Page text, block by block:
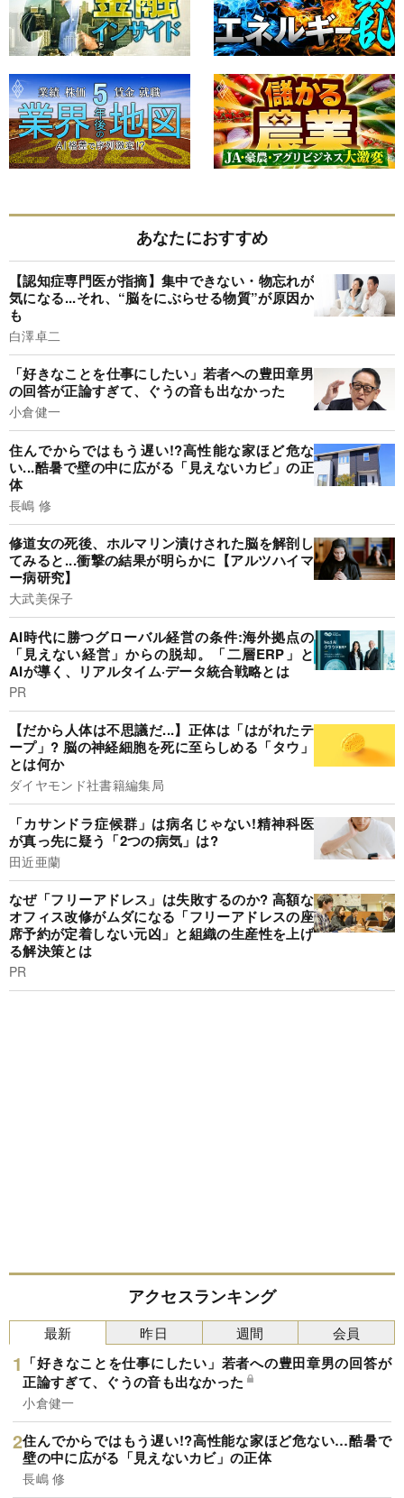
あなたにおすすめ
【認知症専門医が指摘】集中できない・物忘れが
気になる...それ、“脳をにぶらせる物質”が原因か
も
白澤卓二
「好きなことを仕事にしたい」若者への豊田章男
の回答が正論すぎて、ぐうの音も出なかった
小倉健一
住んでからではもう遅い!?高性能な家ほど危な
い...酷暑で壁の中に広がる「見えないカビ」の正
体
長嶋 修
修道女の死後、ホルマリン漬けされた脳を解剖し
てみると...衝撃の結果が明らかに【アルツハイマ
ー病研究】
大武美保子
AI時代に勝つグローバル経営の条件:海外拠点の
「見えない経営」からの脱却。「二層ERP」と
AIが導く、リアルタイム·データ統合戦略とは
PR
【だから人体は不思議だ...】正体は「はがれたテ
ープ」? 脳の神経細胞を死に至らしめる「タウ」
とは何か
ダイヤモンド社書籍編集局
「カサンドラ症候群」は病名じゃない!精神科医
が真っ先に疑う「2つの病気」は?
田近亜蘭
なぜ「フリーアドレス」は失敗するのか? 高額な
オフィス改修がムダになる「フリーアドレスの座
席予約が定着しない元凶」と組織の生産性を上げ
る解決策とは
PR
アクセスランキング
最新
「好きなことを仕事にしたい」若者への豊田章男の回答が
正論すぎて、ぐうの音も出なかった
小倉健一
住んでからではもう遅い!?高性能な家ほど危ない…酷暑で
壁の中に広がる「見えないカビ」の正体
長嶋 修
昨日 週間 会員